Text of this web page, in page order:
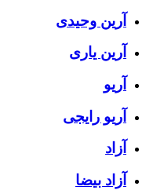
آرین وحیدی
آرین یاری
آریو
آریو رایجی
آزاد
آزاد بیضا